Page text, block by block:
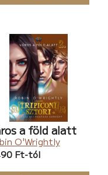
a föld alatt
O'Wrightly
Ft-tól